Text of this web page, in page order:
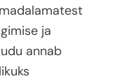
ja
annab